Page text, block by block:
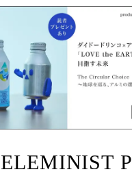
ELEMINIST